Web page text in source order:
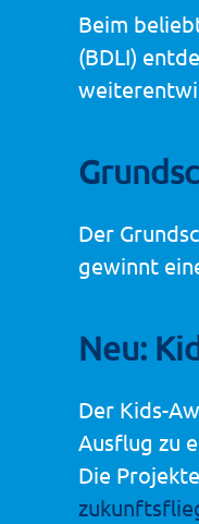
Beim
(BDLI)
Der
gewinnt
Neu:
Der Kids-
Ausflug zu
Die